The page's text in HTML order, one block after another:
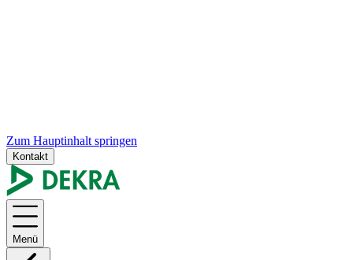
Zum Hauptinhalt springen
Kontakt
Menü